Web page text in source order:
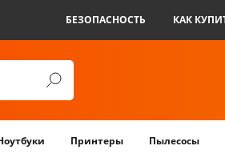
БЕЗОПАСНОСТЬ КАК
Принтеры Пылесосы